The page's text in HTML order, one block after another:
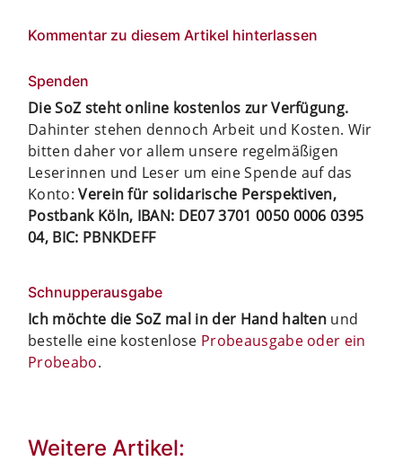
Kommentar zu diesem Artikel hinterlassen
Spenden
Die SoZ steht online kostenlos zur Verfügung.
Dahinter stehen dennoch Arbeit und Kosten. Wir
bitten daher vor allem unsere regelmäßigen
Leserinnen und Leser um eine Spende auf das
Konto:Verein für solidarische Perspektiven,
Postbank Köln, IBAN: DE07 3701 0050 0006 0395
04, BIC: PBNKDEFF
Schnupperausgabe
Ich möchte die SoZ mal in der Hand halten und
bestelle eine kostenlose Probeausgabe oder ein
Probeabo.
Weitere Artikel: